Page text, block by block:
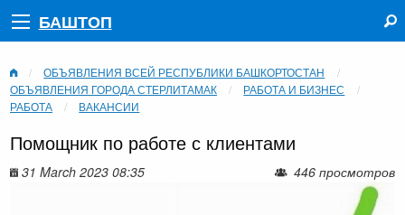
БАШТОП
ОБЪЯВЛЕНИЯ ВСЕЙ РЕСПУБЛИКИ БАШКОРТОСТАН
ОБЪЯВЛЕНИЯ ГОРОДА СТЕРЛИТАМАК
РАБОТА И БИЗНЕС
РАБОТА
ВАКАНСИИ
Помощник по работе с клиентами
31 March 2023 08:35 446 просмотров